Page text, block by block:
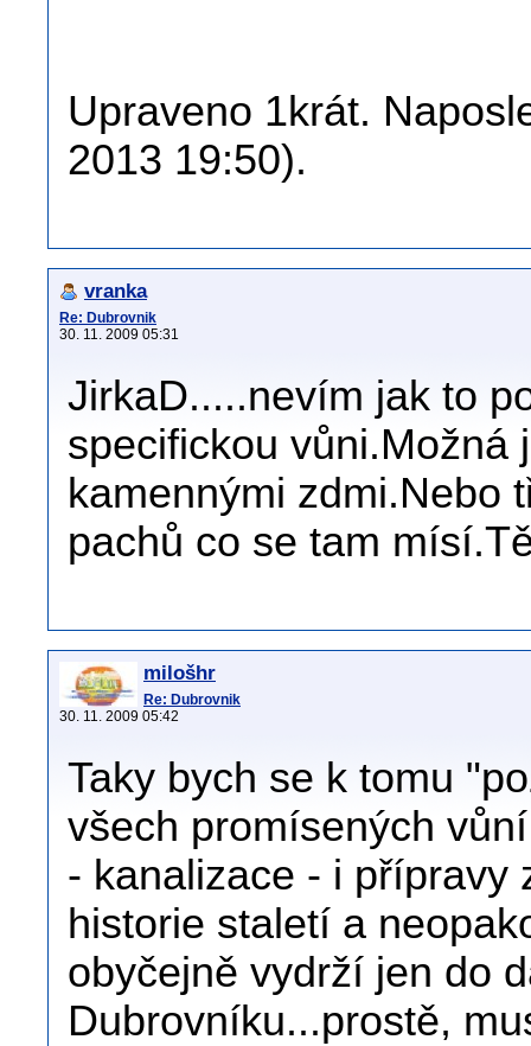
Upraveno 1krát.
2013 19:50).
vranka
Re: Dubrovnik
30. 11. 2009 05:31
JirkaD.....nevím jak to
specifickou vůni.Možná
kamennými zdmi.Nebo
pachů co se tam
milošhr
Re: Dubrovnik
30. 11. 2009 05:42
Taky bych se k tomu
všech promísených
- kanalizace - i přípravy
historie staletí a
obyčejně vydrží jen do
Dubrovníku...prostě,